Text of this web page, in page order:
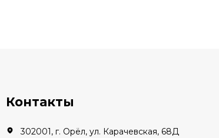
Контакты
302001, г. Орёл, ул. Карачевская, 68Д